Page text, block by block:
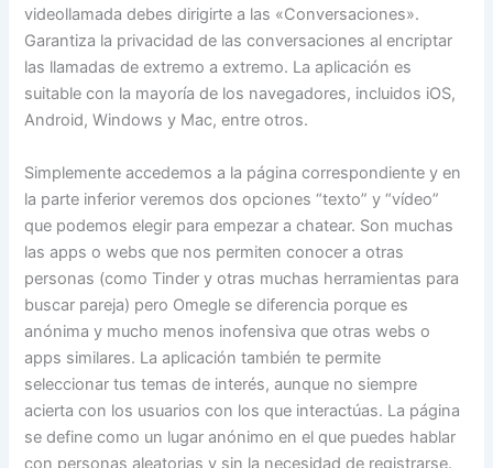
videollamada debes dirigirte a las «Conversaciones».
Garantiza la privacidad de las conversaciones al encriptar
las llamadas de extremo a extremo. La aplicación es
suitable con la mayoría de los navegadores, incluidos iOS,
Android, Windows y Mac, entre otros.
Simplemente accedemos a la página correspondiente y en
la parte inferior veremos dos opciones “texto” y “vídeo”
que podemos elegir para empezar a chatear. Son muchas
las apps o webs que nos permiten conocer a otras
personas (como Tinder y otras muchas herramientas para
buscar pareja) pero Omegle se diferencia porque es
anónima y mucho menos inofensiva que otras webs o
apps similares. La aplicación también te permite
seleccionar tus temas de interés, aunque no siempre
acierta con los usuarios con los que interactúas. La página
se define como un lugar anónimo en el que puedes hablar
con personas aleatorias y sin la necesidad de registrarse.